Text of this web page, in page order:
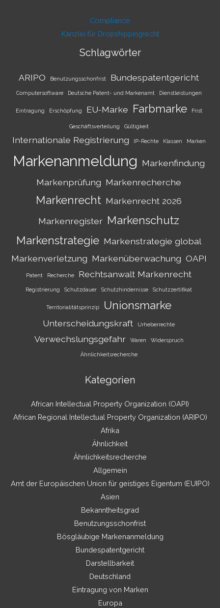
Compliance
Kanzlei für Dropshippingrecht
Schlagwörter
ARIPO Benutzungsschonfrist Bundespatentgericht
Computersoftware Deutsche Patent- und Markenamt Dienstleistungen
Eintragung Erschöpfung EU-Marke Farbmarke Frist
Geschäftsverteilung Gültigkeit
Internationale Registrierung IP-Rechte Klassen Marken
Markenanmeldung Markenfindung
Markenprüfung Markenrecherche
Markenrecht Markenrecht 2026
Markenregister Markenschutz
Markenstrategie Markenstrategie global
Markenverletzung Markenüberwachung OAPI
Patent Recherche Rechtsanwalt Markenrecht
Registrierung Schutzdauer Schutzhindernisse Schutzzertifikat
Territorialitätsprinzip Unionsmarke
Unterscheidungskraft Urheberrechte
Verwechslungsgefahr Waren Widerspruch
Ähnlichkeitsrecherche
Kategorien
African Intellectual Property Organization (OAPI)
African Regional Intellectual Property Organization (ARIPO)
Afrika
Ähnlichkeit
Ähnlichkeitsrecherche
Allgemein
Amt der Europäischen Union für geistiges Eigentum (EUIPO)
Asien
Bekanntheitsgrad
Benutzungsschonfrist
Bösgläubige Markenanmeldung
Bundespatentgericht
Darstellbarkeit
Deutschland
Eintragung von Marken
Europa